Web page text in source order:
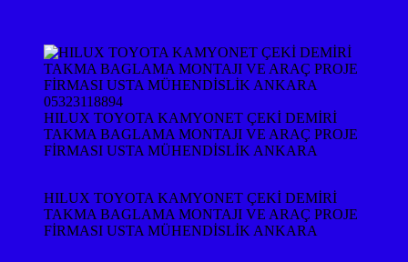
HILUX TOYOTA KAMYONET ÇEKİ DEMİRİ
TAKMA BAGLAMA MONTAJI VE ARAÇ PROJE
FİRMASI USTA MÜHENDİSLİK ANKARA
HILUX TOYOTA KAMYONET ÇEKİ DEMİRİ
TAKMA BAGLAMA MONTAJI VE ARAÇ PROJE
FİRMASI USTA MÜHENDİSLİK ANKARA